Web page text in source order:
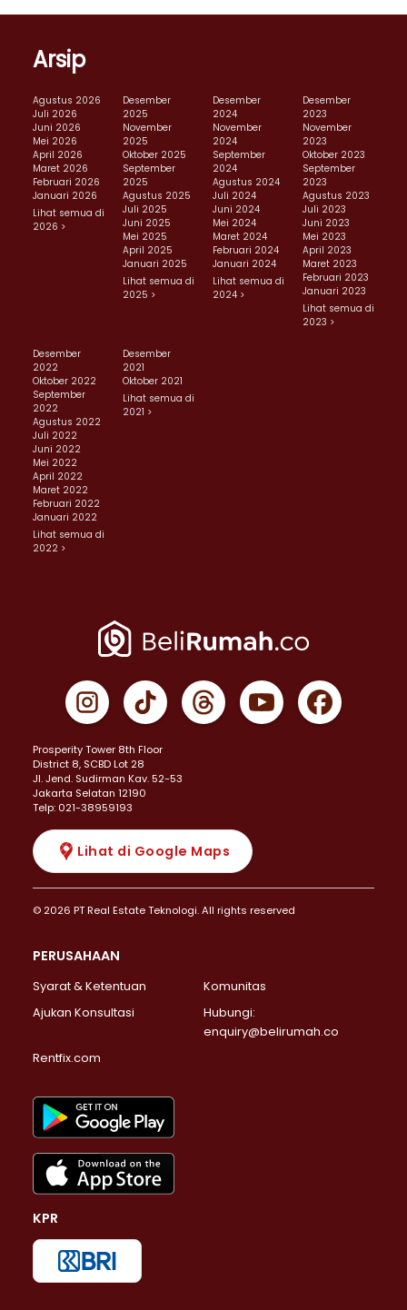
Arsip
Agustus 2026
Juli 2026
Juni 2026
Mei 2026
April 2026
Maret 2026
Februari 2026
Januari 2026
Lihat semua di
2026 >
Desember
2025
November
2025
Oktober 2025
September
2025
Agustus 2025
Juli 2025
Juni 2025
Mei 2025
April 2025
Januari 2025
Lihat semua di
2025 >
Desember
2024
November
2024
September
2024
Agustus 2024
Juli 2024
Juni 2024
Mei 2024
Maret 2024
Februari 2024
Januari 2024
Lihat semua di
2024 >
Desember
2023
November
2023
Oktober 2023
September
2023
Agustus 2023
Juli 2023
Juni 2023
Mei 2023
April 2023
Maret 2023
Februari 2023
Januari 2023
Lihat semua di
2023 >
Desember
2022
Oktober 2022
September
2022
Agustus 2022
Juli 2022
Juni 2022
Mei 2022
April 2022
Maret 2022
Februari 2022
Januari 2022
Lihat semua di
2022 >
Desember
2021
Oktober 2021
Lihat semua di
2021 >
Prosperity Tower 8th Floor
District 8, SCBD Lot 28
JI. Jend. Sudirman Kav. 52-53
Jakarta Selatan 12190
Telp: 021-38959193
Lihat di Google Maps
© 2026 PT Real Estate Teknologi. All rights reserved
PERUSAHAAN
Syarat & Ketentuan
Komunitas
Ajukan Konsultasi
Hubungi:
enquiry@belirumah.co
Rentfix.com
KPR